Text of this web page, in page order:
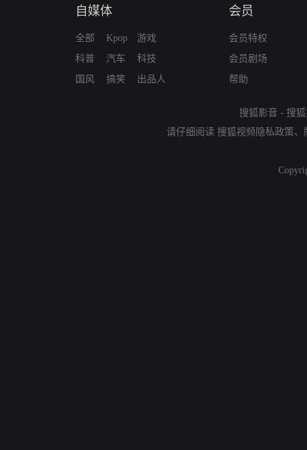
自媒体
全部
科普
国风
Kpop
汽车
搞笑
游戏
科技
出品人
会员
会员特权
会员剧场
帮助
搜狐影音 - 搜
请仔细阅读 搜狐视频隐私政策、